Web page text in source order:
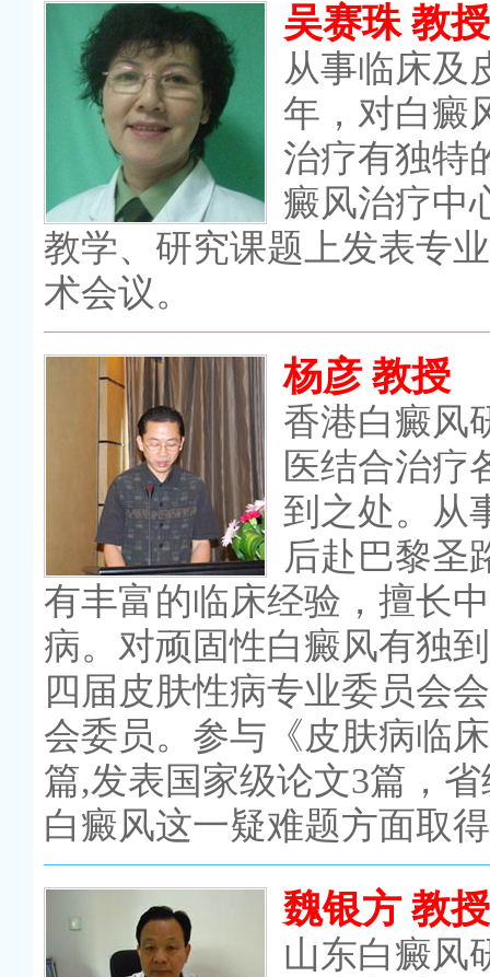
吴赛珠 教授
从事临床及
年，对白癜
治疗有独特
癜风治疗中
教学、研究课题上发表专
术会议。
杨彦 教授
香港白癜风
医结合治疗
到之处。从
后赴巴黎圣
有丰富的临床经验，擅长
病。对顽固性白癜风有独
四届皮肤性病专业委员会
会委员。参与《皮肤病临
篇,发表国家级论文3篇，
白癜风这一疑难题方面取
魏银方 教授
山东白癜风